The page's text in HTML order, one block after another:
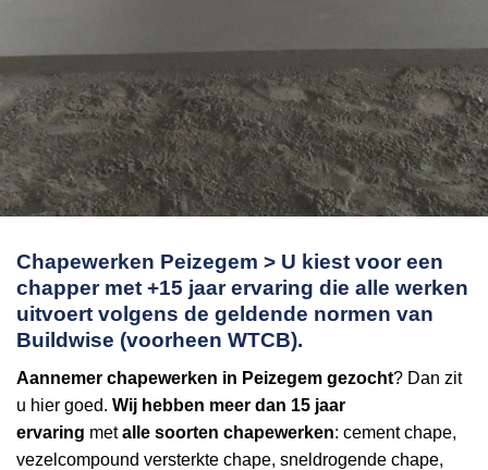
Chapewerken Peizegem > U kiest voor een
chapper met +15 jaar ervaring die alle werken
uitvoert volgens de geldende normen van
Buildwise (voorheen WTCB).
Aannemer chapewerken in Peizegem gezocht? Dan zit
u hier goed. Wij hebben meer dan 15 jaar
ervaring metalle soorten chapewerken: cement chape,
vezelcompound versterkte chape, sneldrogende chape,